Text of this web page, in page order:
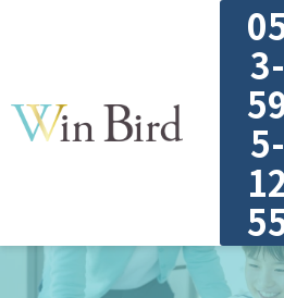
3-
5-
ウィンバードのDXサービス